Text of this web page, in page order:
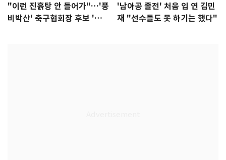
"이런 진흙탕 안 들어가"…'풍
비박산' 축구협회장 후보 '실
'남아공 졸전' 처음 입 연 김민
재 "선수들도 못 하기는 했다"